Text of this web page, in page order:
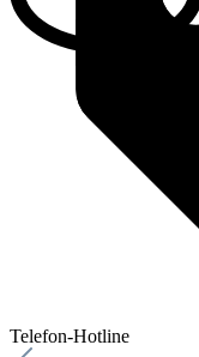
Telefon-Hotline